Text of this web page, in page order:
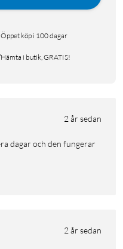
Öppet köp i 100 dagar
Hämta i butik, GRATIS!
2 år sedan
2 år sedan